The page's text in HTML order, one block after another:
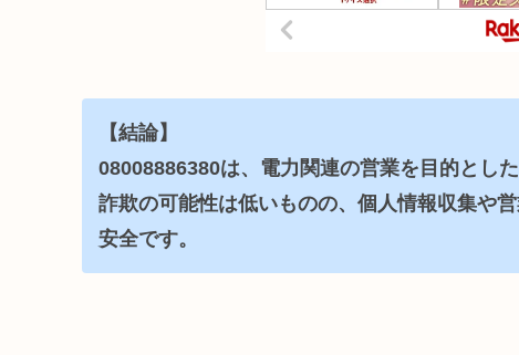
【結論】
08008886380は、電力関連の営業を目的とし
詐欺の可能性は低いものの、個人情報収集や
安全です。